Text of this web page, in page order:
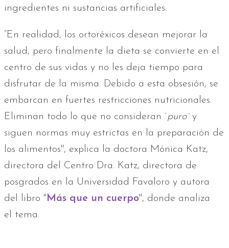
ingredientes ni sustancias artificiales.
“En realidad, los ortoréxicos desean mejorar la
salud, pero finalmente la dieta se convierte en el
centro de sus vidas y no les deja tiempo para
disfrutar de la misma. Debido a esta obsesión, se
embarcan en fuertes restricciones nutricionales.
Eliminan todo lo que no consideran ´puro´y
siguen normas muy estrictas en la preparación de
los alimentos", explica la doctora Mónica Katz,
directora del Centro Dra. Katz, directora de
posgrados en la Universidad Favaloro y autora
del libro "Más que un cuerpo", donde analiza
el tema.